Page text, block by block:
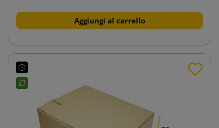
Aggiungi al carrello